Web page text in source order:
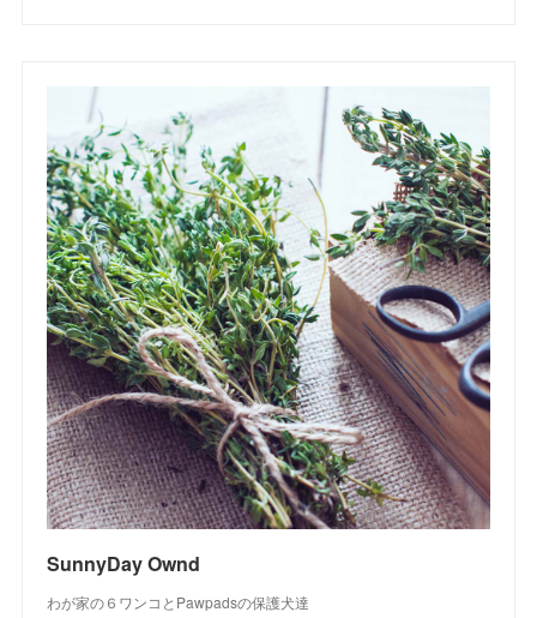
SunnyDay Ownd
わが家の６ワンコとPawpadsの保護犬達